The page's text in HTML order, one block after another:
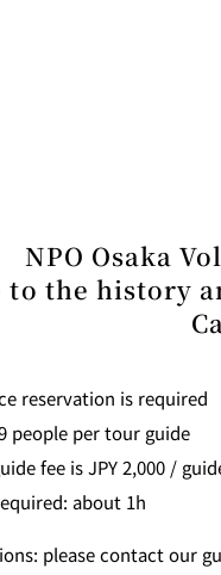
NPO Osaka
to the history
reservation is required
people per tour guide
fee is JPY 2,000 /
about 1h
please contact our